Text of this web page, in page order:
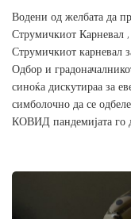
Водени од желбата да
Струмичкиот Карневал
Струмичкиот карневал
Одбор и
синоќа дискутираа за
симболочно да се
КОВИД пандемијата го